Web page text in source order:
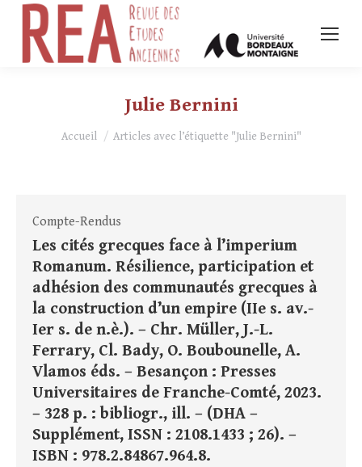
Julie Bernini
Vous êtes ici :
Accueil Articles avec l’étiquette "Julie Bernini"
Compte-Rendus
Les cités grecques face à l’imperium
Romanum. Résilience, participation et
adhésion des communautés grecques à
la construction d’un empire (IIe s. av.-
Ier s. de n.è.). – Chr. Müller, J.-L.
Ferrary, Cl. Bady, O. Boubounelle, A.
Vlamos éds. – Besançon : Presses
Universitaires de Franche-Comté, 2023.
– 328 p. : bibliogr., ill. – (DHA –
Supplément, ISSN : 2108.1433 ; 26). –
ISBN : 978.2.84867.964.8.